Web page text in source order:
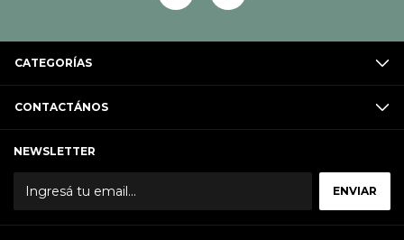
CATEGORÍAS
CONTACTÁNOS
NEWSLETTER